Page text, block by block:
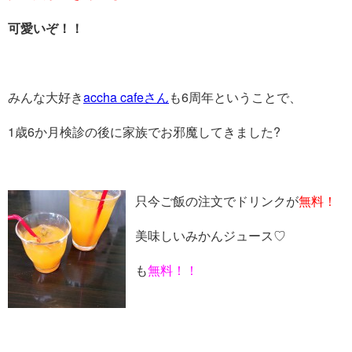
可愛いぞ！！
みんな大好きaccha cafeさんも6周年ということで、
1歳6か月検診の後に家族でお邪魔してきました?
只今ご飯の注文でドリンクが無料！
美味しいみかんジュース♡
も無料！！